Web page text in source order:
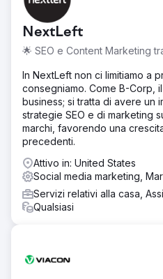
NextLeft
🌟 SEO e Content Marketing
In NextLeft non ci limitiamo a
consegniamo. Come B-Corp,
business; si tratta di avere un
strategie SEO e di marketing
marchi, favorendo una
precedenti.
Attivo in: United States
Social media marketing,
Servizi relativi alla casa,
Qualsiasi